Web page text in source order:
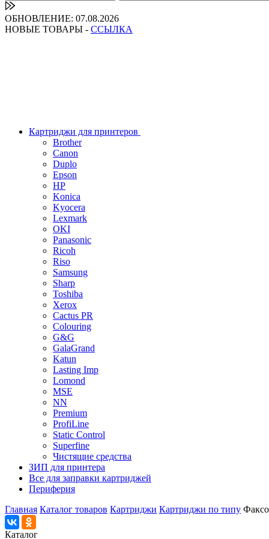
ОБНОВЛЕНИЕ: 07.08.2026
НОВЫЕ ТОВАРЫ - ССЫЛКА
Картриджи для принтеров
Brother
Canon
Duplo
Epson
HP
Konica
Kyocera
Lexmark
OKI
Panasonic
Ricoh
Riso
Samsung
Sharp
Toshiba
Xerox
Cactus PR
Colouring
G&G
GalaGrand
Katun
Lasting Imp
Lomond
MSE
NN
Premium
ProfiLine
Static Control
Superfine
Чистящие средства
ЗИП для принтера
Все для заправки картриджей
Периферия
Главная Каталог товаров Картриджи Картриджи по типу
Каталог